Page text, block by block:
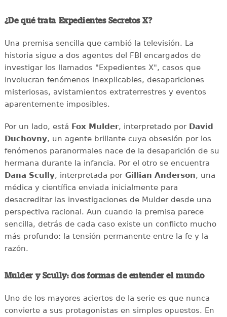
¿De qué trata Expedientes Secretos X?
Una premisa sencilla que cambió la televisión. La
historia sigue a dos agentes del FBI encargados de
investigar los llamados "Expedientes X", casos que
involucran fenómenos inexplicables, desapariciones
misteriosas, avistamientos extraterrestres y eventos
aparentemente imposibles.
Por un lado, está Fox Mulder, interpretado por David
Duchovny, un agente brillante cuya obsesión por los
fenómenos paranormales nace de la desaparición de su
hermana durante la infancia. Por el otro se encuentra
Dana Scully, interpretada por Gillian Anderson, una
médica y científica enviada inicialmente para
desacreditar las investigaciones de Mulder desde una
perspectiva racional. Aun cuando la premisa parece
sencilla, detrás de cada caso existe un conflicto mucho
más profundo: la tensión permanente entre la fe y la
razón.
Mulder y Scully: dos formas de entender el mundo
Uno de los mayores aciertos de la serie es que nunca
convierte a sus protagonistas en simples opuestos. En